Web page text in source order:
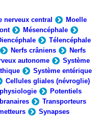
nerveux central
Moelle
Mésencéphale
Télencéphale
Nerfs crâniens
Nerfs
autonome
Système
Système entérique
Cellules gliales (névroglie)
Potentiels
Transporteurs
Synapses